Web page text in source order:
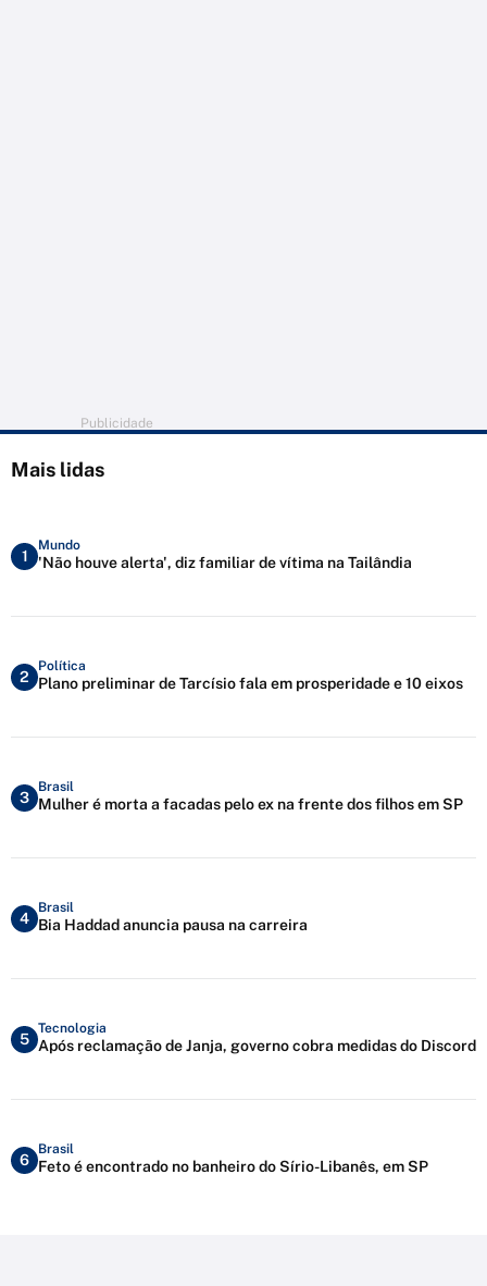
Publicidade
Mais lidas
1
Mundo
'Não houve alerta', diz familiar de vítima na Tailândia
2
Política
Plano preliminar de Tarcísio fala em prosperidade e 10 eixos
3
Brasil
Mulher é morta a facadas pelo ex na frente dos filhos em SP
4
Brasil
Bia Haddad anuncia pausa na carreira
5
Tecnologia
Após reclamação de Janja, governo cobra medidas do Discord
6
Brasil
Feto é encontrado no banheiro do Sírio-Libanês, em SP